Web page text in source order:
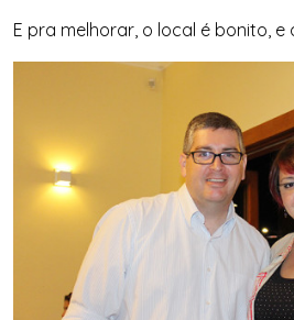
E pra melhorar, o local é bonito, e